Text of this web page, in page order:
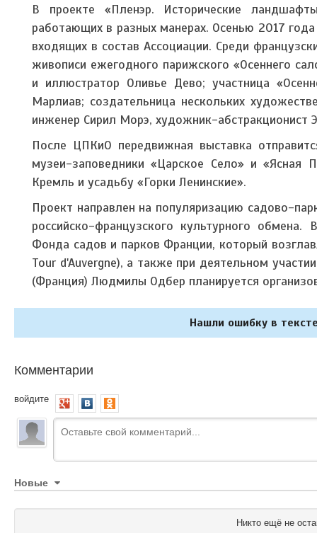
В проекте «Пленэр. Исторические
работающих в разных манерах. Осенью 2017 года
входящих в состав Ассоциации. Среди
живописи ежегодного парижского «Осеннего
и иллюстратор Оливье Дево; участница
Марлиав; создательница нескольких
инженер Сирил Морэ, художник-абстракционист
После ЦПКиО передвижная выставка
музеи-заповедники «Царское Село» и «Ясная
Кремль и усадьбу «Горки Ленинские».
Проект направлен на популяризацию садово-
российско-французского культурного
Фонда садов и парков Франции, который
Tour d'Auvergne), а также при деятельном
(Франция) Людмилы Одбер планируется
Нашли ошибку в
Комментарии
войдите
Новые
Никто ещё не